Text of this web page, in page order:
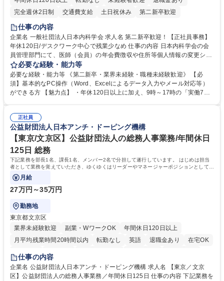
完全週休2日制
交通費支給 土日祝休み 第二新卒歓迎
仕事の内容
企業名 一般社団法人日本内科学会 求人名 第二新卒歓迎！【正社員事務】
年休120日/デスクワーク中心で残業少なめ 仕事の内容 日本内科学会の会
員管理部門にて、医師（会員）の年会費徴収や住所等個人情報の変更シス
テム入力、電話・FAX対応をお任せします。将来的には、各種委員会の運
営事務局業務などにも幅広く携わっていただきます。 【会員管理・データ
入力業務】 ・医師（会員）の住所変更、個人情報のシステム登録・更新
・年会費の徴収管理や入金データの照合確認 【問い合わせ対応】 ・会員
年休120日/デスクワーク中心で残業少なめ
必要な経験・能力等
必要な経験・能力等 《第二新卒・業界未経験・職種未経験歓迎》 【必
須】基本的なPC操作（Word、Excelによるデータ入力やメール対応等）
ができる方 【魅力点】 ・年休120日以上に加え、9時～17時の「実働7時
整、資料作成、当日の運営サポート 学歴・資格 学歴：大学院 大学 語学
力： 資格：
正社員
公益財団法人日本アンチ・ドーピング機構
【東京/文京区】公益財団法人の総務人事業務/年間休日
125日 総務
下記業務を部長1名、課長1名、メンバー2名で分担して遂行しています。 はじめは担当
者として業務を覚えていただき、ゆくゆくはリーダーやマネージャーポジションとして活
躍いただくことを期待しています。
月給
27万円～35万円
勤務地
東京都文京区
業界未経験歓迎
副業・WワークOK
年間休日120日以上
月平均残業時間20時間以内
転勤なし 英語 退職金あり
在宅OK
賞与あり
育休あり
食事補助あり
仕事の内容
企業名 公益財団法人日本アンチ・ドーピング機構 求人名 【東京／文京
区】公益財団法人の総務人事業務／年間休日125日 仕事の内容 下記業務を